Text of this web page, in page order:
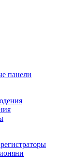
панели